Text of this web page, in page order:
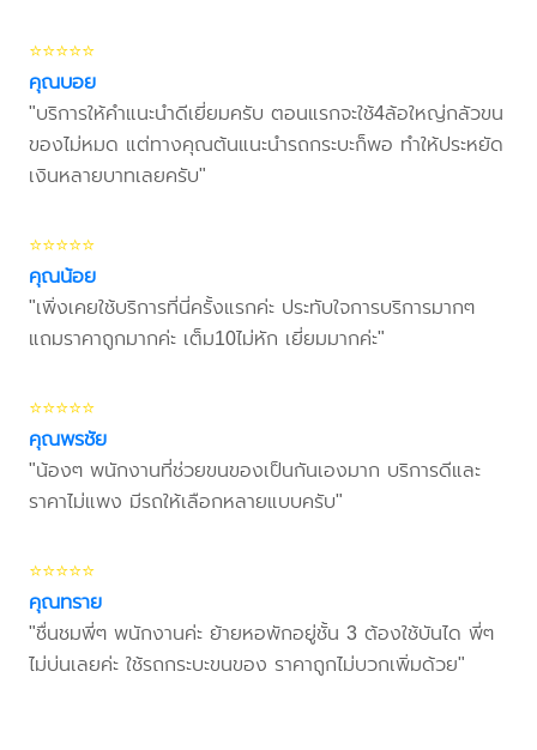
⭐⭐⭐⭐⭐
คุณบอย
"บริการให้คำแนะนำดีเยี่ยมครับ ตอนแรกจะใช้4ล้อใหญ่กลัวขน
ของไม่หมด แต่ทางคุณต้นแนะนำรถกระบะก็พอ ทำให้ประหยัด
เงินหลายบาทเลยครับ"
⭐⭐⭐⭐⭐
คุณน้อย
"เพิ่งเคยใช้บริการที่นี่ครั้งแรกค่ะ ประทับใจการบริการมากๆ
แถมราคาถูกมากค่ะ เต็ม10ไม่หัก เยี่ยมมากค่ะ"
⭐⭐⭐⭐⭐
คุณพรชัย
"น้องๆ พนักงานที่ช่วยขนของเป็นกันเองมาก บริการดีและ
ราคาไม่แพง มีรถให้เลือกหลายแบบครับ"
⭐⭐⭐⭐⭐
คุณทราย
"ชื่นชมพี่ๆ พนักงานค่ะ ย้ายหอพักอยู่ชั้น 3 ต้องใช้บันได พี่ๆ
ไม่บ่นเลยค่ะ ใช้รถกระบะขนของ ราคาถูกไม่บวกเพิ่มด้วย"